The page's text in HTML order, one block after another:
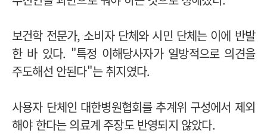
보건학 전문가, 소비자 단체와 시민 단체는 이에 반발
한 바 있다. "특정 이해당사자가 일방적으로 의견을
주도해선 안된다"는 취지였다.
사용자 단체인 대한병원협회를 추계위 구성에서 제외
해야 한다는 의료계 주장도 반영되지 않았다.